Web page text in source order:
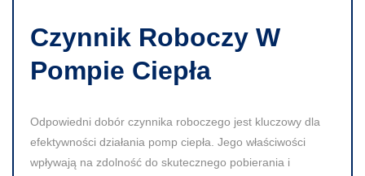
Czynnik Roboczy W
Pompie Ciepła
Odpowiedni dobór czynnika roboczego jest kluczowy dla
efektywności działania pomp ciepła. Jego właściwości
wpływają na zdolność do skutecznego pobierania i